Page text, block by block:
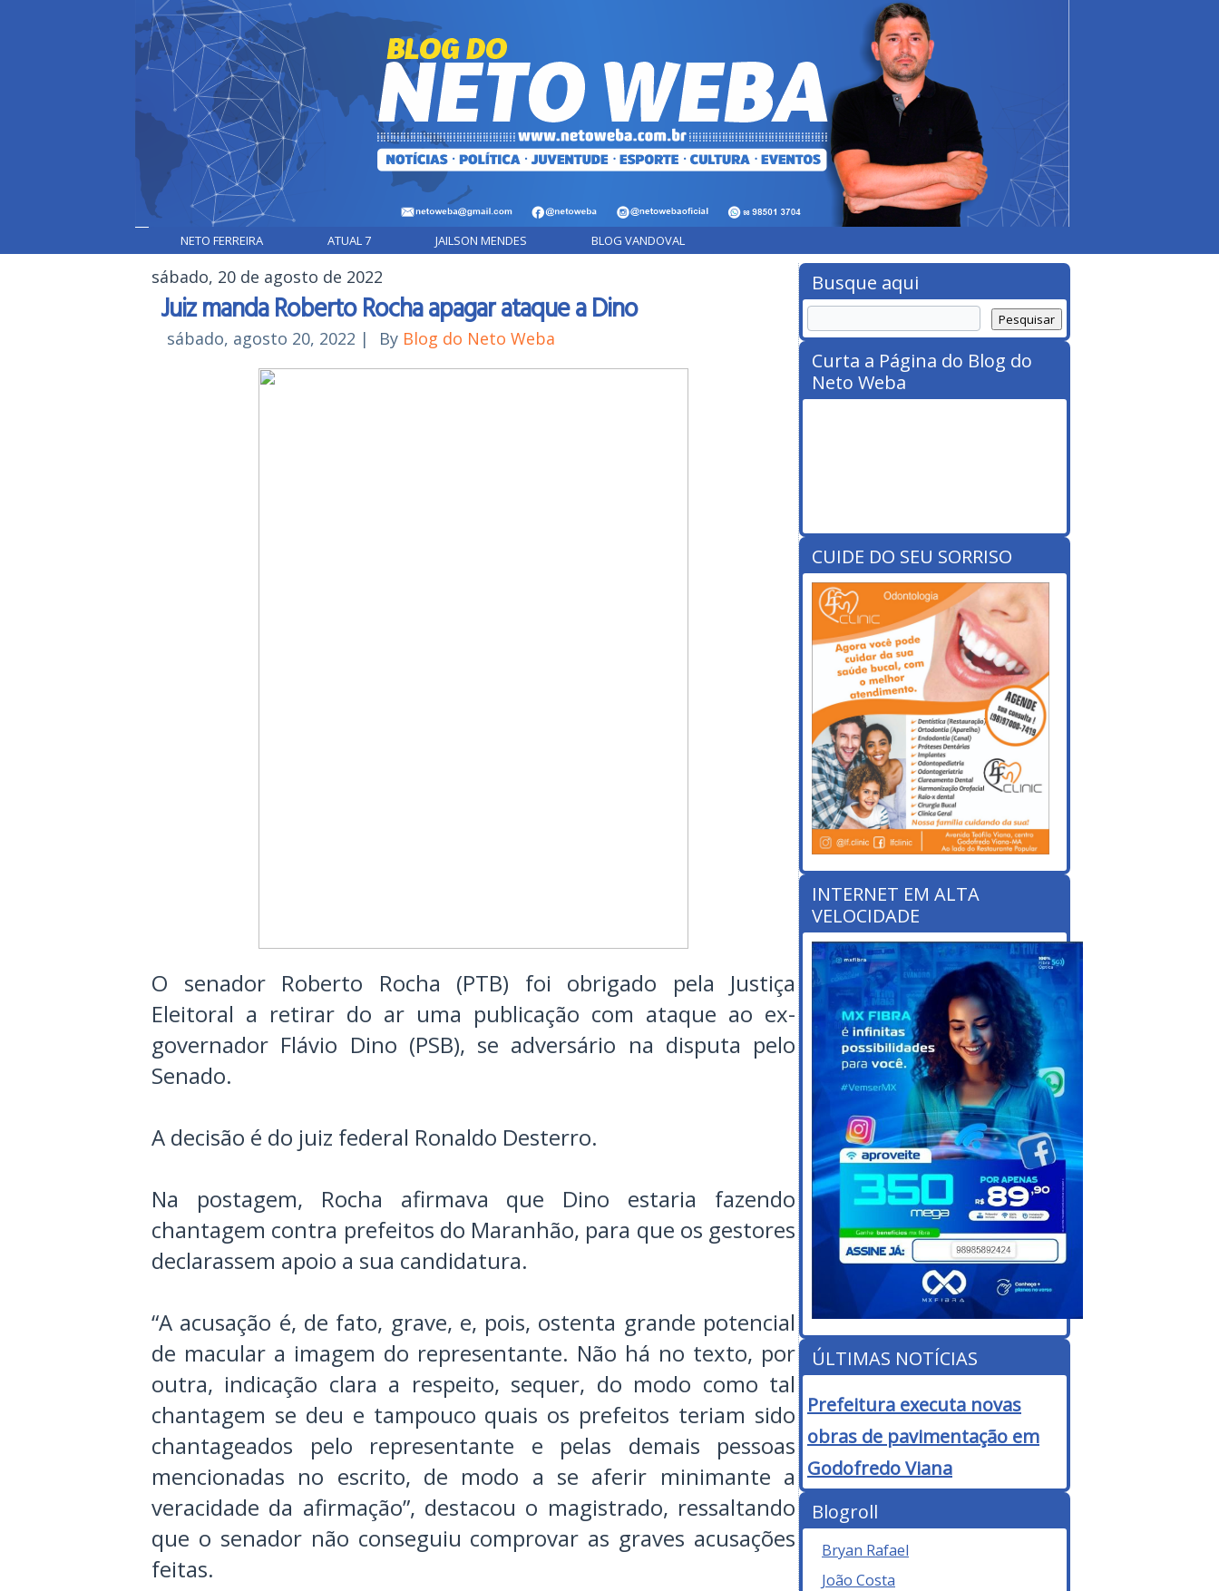
NETO FERREIRA ATUAL 7 JAILSON MENDES BLOG VANDOVAL
sábado, 20 de agosto de 2022
Juiz manda Roberto Rocha apagar ataque a Dino
sábado, agosto 20, 2022 | By Blog do Neto Weba
O senador Roberto Rocha (PTB) foi obrigado pela Justiça
Eleitoral a retirar do ar uma publicação com ataque ao ex-
governador Flávio Dino (PSB), se adversário na disputa pelo
Senado.
A decisão é do juiz federal Ronaldo Desterro.
Na postagem, Rocha afirmava que Dino estaria fazendo
chantagem contra prefeitos do Maranhão, para que os gestores
declarassem apoio a sua candidatura.
“A acusação é, de fato, grave, e, pois, ostenta grande potencial
de macular a imagem do representante. Não há no texto, por
outra, indicação clara a respeito, sequer, do modo como tal
chantagem se deu e tampouco quais os prefeitos teriam sido
chantageados pelo representante e pelas demais pessoas
mencionadas no escrito, de modo a se aferir minimante a
veracidade da afirmação”, destacou o magistrado, ressaltando
que o senador não conseguiu comprovar as graves acusações
feitas.
Busque aqui
Curta a Página do Blog do
Neto Weba
CUIDE DO SEU SORRISO
INTERNET EM ALTA
VELOCIDADE
ÚLTIMAS NOTÍCIAS
Prefeitura executa novas
obras de pavimentação em
Godofredo Viana
Blogroll
Bryan Rafael
João Costa